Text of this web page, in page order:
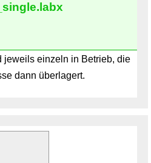
jeweils einzeln in Betrieb, die
dann überlagert.